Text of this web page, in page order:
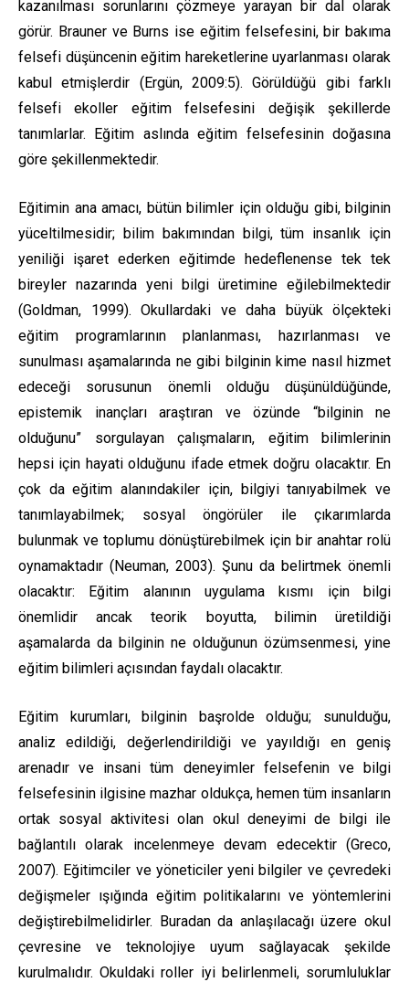
kazanılması sorunlarını çözmeye yarayan bir dal olarak
görür. Brauner ve Burns ise eğitim felsefesini, bir bakıma
felsefi düşüncenin eğitim hareketlerine uyarlanması olarak
kabul etmişlerdir (Ergün, 2009:5). Görüldüğü gibi farklı
felsefi ekoller eğitim felsefesini değişik şekillerde
tanımlarlar. Eğitim aslında eğitim felsefesinin doğasına
göre şekillenmektedir.
Eğitimin ana amacı, bütün bilimler için olduğu gibi, bilginin
yüceltilmesidir; bilim bakımından bilgi, tüm insanlık için
yeniliği işaret ederken eğitimde hedeflenense tek tek
bireyler nazarında yeni bilgi üretimine eğilebilmektedir
(Goldman, 1999). Okullardaki ve daha büyük ölçekteki
eğitim programlarının planlanması, hazırlanması ve
sunulması aşamalarında ne gibi bilginin kime nasıl hizmet
edeceği sorusunun önemli olduğu düşünüldüğünde,
epistemik inançları araştıran ve özünde “bilginin ne
olduğunu” sorgulayan çalışmaların, eğitim bilimlerinin
hepsi için hayati olduğunu ifade etmek doğru olacaktır. En
çok da eğitim alanındakiler için, bilgiyi tanıyabilmek ve
tanımlayabilmek; sosyal öngörüler ile çıkarımlarda
bulunmak ve toplumu dönüştürebilmek için bir anahtar rolü
oynamaktadır (Neuman, 2003). Şunu da belirtmek önemli
olacaktır: Eğitim alanının uygulama kısmı için bilgi
önemlidir ancak teorik boyutta, bilimin üretildiği
aşamalarda da bilginin ne olduğunun özümsenmesi, yine
eğitim bilimleri açısından faydalı olacaktır.
Eğitim kurumları, bilginin başrolde olduğu; sunulduğu,
analiz edildiği, değerlendirildiği ve yayıldığı en geniş
arenadır ve insani tüm deneyimler felsefenin ve bilgi
felsefesinin ilgisine mazhar oldukça, hemen tüm insanların
ortak sosyal aktivitesi olan okul deneyimi de bilgi ile
bağlantılı olarak incelenmeye devam edecektir (Greco,
2007). Eğitimciler ve yöneticiler yeni bilgiler ve çevredeki
değişmeler ışığında eğitim politikalarını ve yöntemlerini
değiştirebilmelidirler. Buradan da anlaşılacağı üzere okul
çevresine ve teknolojiye uyum sağlayacak şekilde
kurulmalıdır. Okuldaki roller iyi belirlenmeli, sorumluluklar